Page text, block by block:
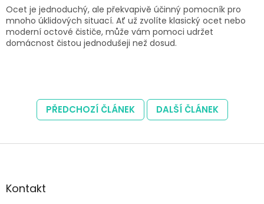
Ocet je jednoduchý, ale překvapivě účinný pomocník pro
mnoho úklidových situací. Ať už zvolíte klasický ocet nebo
moderní octové čističe, může vám pomoci udržet
domácnost čistou jednodušeji než dosud.
PŘEDCHOZÍ ČLÁNEK DALŠÍ ČLÁNEK
Z
aKontakt